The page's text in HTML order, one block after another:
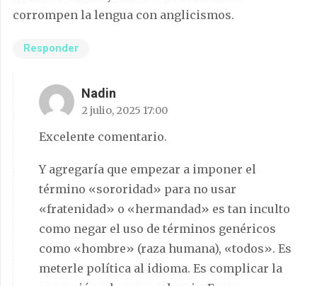
corrompen la lengua con anglicismos.
Responder
Nadin
2 julio, 2025 17:00
Excelente comentario.
Y agregaría que empezar a imponer el
término «sororidad» para no usar
«fratenidad» o «hermandad» es tan inculto
como negar el uso de términos genéricos
como «hombre» (raza humana), «todos». Es
meterle política al idioma. Es complicar la